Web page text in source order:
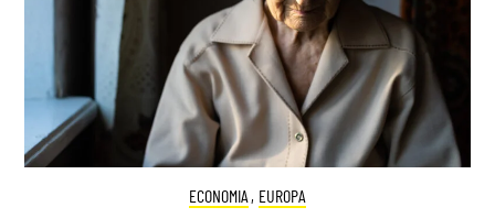
ECONOMIA , EUROPA